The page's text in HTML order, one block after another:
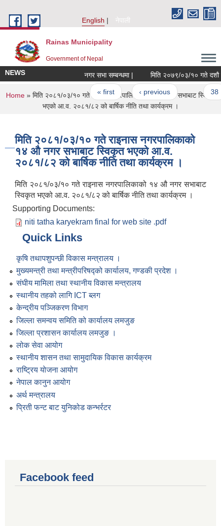
English
नेपाली
Rainas Municipality
Government of Nepal
NEWS नगर सभा सम्बन्धमा |
Pages
« first ‹ previous … 38
You are here
Home» मिति २०८१/०३/१० गते राइनास नगरपालिकाको १४ औ नगर सभाबाट स्विकृत
भएको आ.व. २०८१/८२ को बार्षिक नीति तथा कार्यक्रम ।
मिति २०८१/०३/१० गते राइनास नगरपालिकाको
१४ औ नगर सभाबाट स्विकृत भएको आ.व.
२०८१/८२ को बार्षिक नीति तथा कार्यक्रम ।
मिति २०८१/०३/१० गते राइनास नगरपालिकाको १४ औ नगर सभाबाट
स्विकृत भएको आ.व. २०८१/८२ को बार्षिक नीति तथा कार्यक्रम ।
Supporting Documents:
niti tatha karyekram final for web site .pdf
Quick Links
कृषि तथापशुपन्छी विकास मन्त्रालय ।
मुख्यमन्त्री तथा मन्त्रीपरिषद्को कार्यालय, गण्डकी प्रदेश ।
संघीय मामिला तथा स्थानीय विकास मन्त्रालय
स्थानीय तहको लागि ICT ब्लग
केन्द्रीय पञ्जिकरण विभाग
जिल्ला समन्वय समिति को कार्यालय लमजुङ
जिल्ला प्रशासन कार्यालय लमजुङ ।
लोक सेवा आयोग
स्थानीय शासन तथा सामुदायिक विकास कार्यक्रम
राष्ट्रिय योजना आयोग
नेपाल कानुन आयोग
अर्थ मन्त्रालय
प्रिती फन्ट बाट युनिकोड कन्भर्रटर
Facebook feed